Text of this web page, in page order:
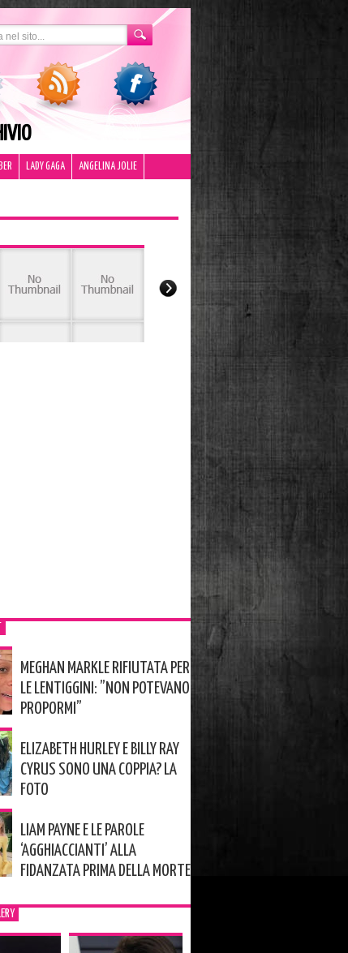
LADY GAGA ANGELINA JOLIE
MEGHAN MARKLE RIFIUTATA PER
LE LENTIGGINI: ”NON POTEVANO
PROPORMI”
ELIZABETH HURLEY E BILLY RAY
CYRUS SONO UNA COPPIA? LA
FOTO
LIAM PAYNE E LE PAROLE
‘AGGHIACCIANTI’ ALLA
FIDANZATA PRIMA DELLA MORTE